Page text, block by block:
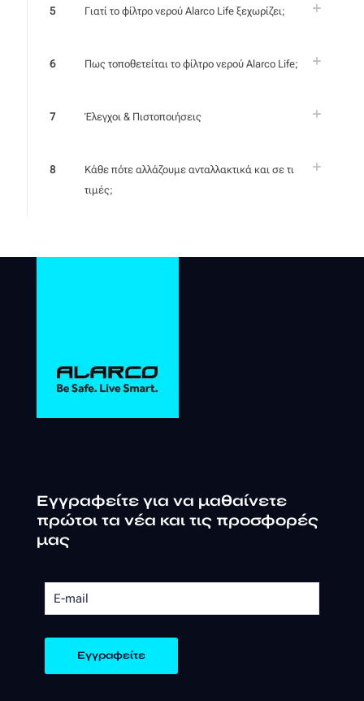
5 Γιατί το φίλτρο νερού Alarco Life ξεχωρίζει;
6 Πως τοποθετείται το φίλτρο νερού Alarco Life;
7 Έλεγχοι & Πιστοποιήσεις
8
Κάθε πότε αλλάζουμε ανταλλακτικά και σε τι
τιμές;
Εγγραφείτε για να μαθαίνετε
πρώτοι τα νέα και τις προσφορές
μας